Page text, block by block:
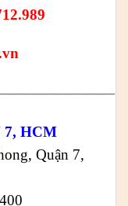
7, HCM
Quận 7,